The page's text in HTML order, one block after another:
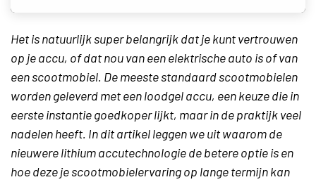
Het is natuurlijk super belangrijk dat je kunt vertrouwen
op je accu, of dat nou van een elektrische auto is of van
een scootmobiel. De meeste standaard scootmobielen
worden geleverd met een loodgel accu, een keuze die in
eerste instantie goedkoper lijkt, maar in de praktijk veel
nadelen heeft. In dit artikel leggen we uit waarom de
nieuwere lithium accutechnologie de betere optie is en
hoe deze je scootmobielervaring op lange termijn kan